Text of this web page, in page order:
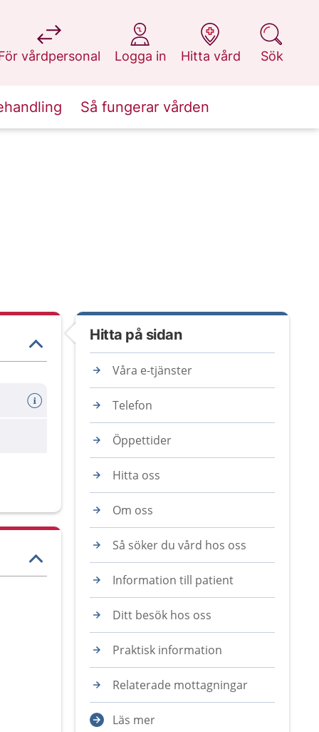
vårdpersonal
på 1177.se
Logga in
på 1177.se
Hitta vård
på 1177.se
Sök
på 1177.se
Så fungerar vården
Hitta på sidan
Våra e-tjänster
Telefon
Öppettider
Hitta oss
Om oss
Så söker du vård hos oss
Information till patient
Ditt besök hos oss
Praktisk information
Relaterade mottagningar
Läs mer